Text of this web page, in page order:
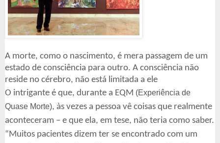
A morte, como o nascimento, é mera passagem de um
estado de consciência para outro. A consciência não
reside no cérebro, não está limitada a ele
O intrigante é que, durante a EQM (Experiência de
Quase Morte), às vezes a pessoa vê coisas que realmente
aconteceram – e que ela, em tese, não teria como saber.
“Muitos pacientes dizem ter se encontrado com um